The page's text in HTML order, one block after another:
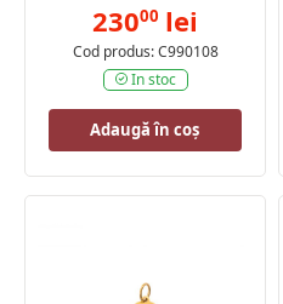
23000 lei
Cod produs: C990108
In stoc
Adaugă în coș